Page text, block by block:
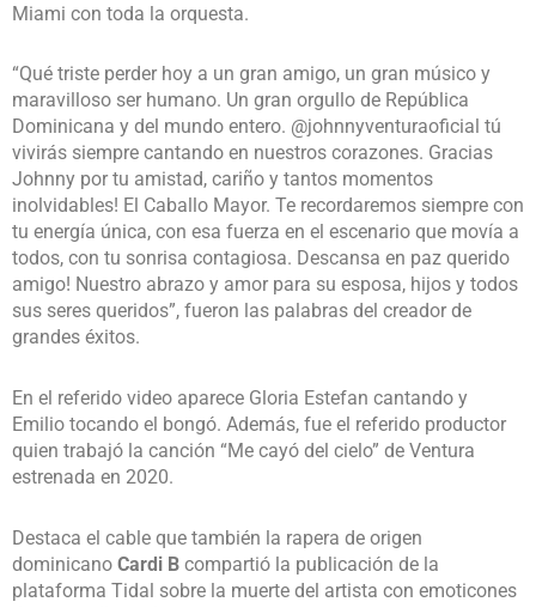
Miami con toda la orquesta.
“Qué triste perder hoy a un gran amigo, un gran músico y
maravilloso ser humano. Un gran orgullo de República
Dominicana y del mundo entero. @johnnyventuraoficial tú
vivirás siempre cantando en nuestros corazones. Gracias
Johnny por tu amistad, cariño y tantos momentos
inolvidables! El Caballo Mayor. Te recordaremos siempre con
tu energía única, con esa fuerza en el escenario que movía a
todos, con tu sonrisa contagiosa. Descansa en paz querido
amigo! Nuestro abrazo y amor para su esposa, hijos y todos
sus seres queridos”, fueron las palabras del creador de
grandes éxitos.
En el referido video aparece Gloria Estefan cantando y
Emilio tocando el bongó. Además, fue el referido productor
quien trabajó la canción “Me cayó del cielo” de Ventura
estrenada en 2020.
Destaca el cable que también la rapera de origen
dominicano Cardi B compartió la publicación de la
plataforma Tidal sobre la muerte del artista con emoticones